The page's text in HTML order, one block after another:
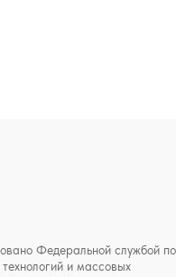
Федеральной службой по
и массовых